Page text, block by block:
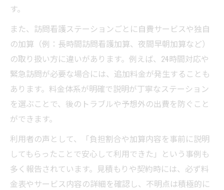
す。
また、訪問看護ステーションごとに自費サービスや独自
の加算（例：長時間訪問看護加算、夜間早朝加算など）
の取り扱い方に違いがあります。例えば、24時間対応や
緊急訪問が必要な場合には、追加料金が発生することも
あります。料金体系が明確で説明が丁寧なステーション
を選ぶことで、後のトラブルや予想外の出費を防ぐこと
ができます。
利用者の声として、「負担割合や加算内容を事前に説明
してもらったことで安心して利用できた」という事例も
多く報告されています。見積もりや契約時には、必ず料
金表やサービス内容の詳細を確認し、不明点は積極的に